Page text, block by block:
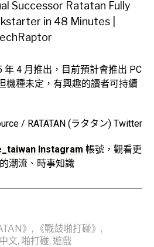
年 4 月推出，目前預計會推出 PC
機種未定，有興趣的讀者可持續
/ RATATAN (ラタタン) Twitter
Instagram 帳號，觀看更
潮流、時事知識
》 , 《戰鼓啪打碰》 ,
中文, 啪打碰, 遊戲